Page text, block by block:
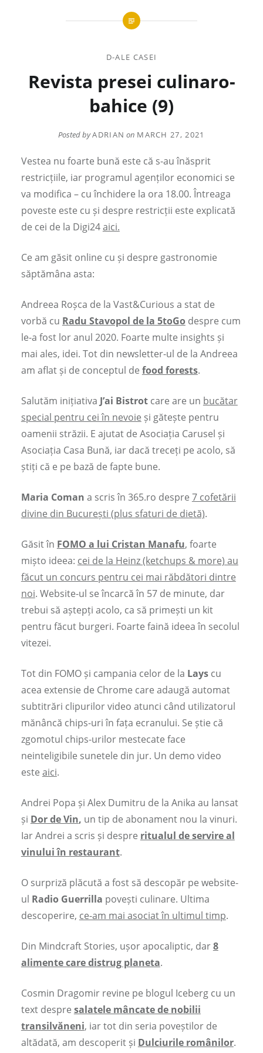
D-ALE CASEI
Revista presei culinaro-
bahice (9)
Posted byADRIAN on MARCH 27, 2021
Vestea nu foarte bună este că s-au înăsprit
restricțiile, iar programul agenților economici se
va modifica – cu închidere la ora 18.00. Întreaga
poveste este cu și despre restricții este explicată
de cei de la Digi24aici.
Ce am găsit online cu și despre gastronomie
săptămâna asta:
Andreea Roșca de la Vast&Curious a stat de
vorbă cu Radu Stavopol de la 5toGodespre cum
le-a fost lor anul 2020. Foarte multe insights și
mai ales, idei. Tot din newsletter-ul de la Andreea
am aflat și de conceptul de food forests.
Salutăm inițiativa J’ai Bistrotcare are un bucătar
special pentru cei în nevoie și gătește pentru
oamenii străzii. E ajutat de Asociația Carusel și
Asociația Casa Bună, iar dacă treceți pe acolo, să
știți că e pe bază de fapte bune.
Maria Coman a scris în 365.ro despre 7 cofetării
divine din București (plus sfaturi de dietă).
Găsit în FOMO a lui Cristan Manafu, foarte
mișto ideea: cei de la Heinz (ketchups & more) au
făcut un concurs pentru cei mai răbdători dintre
noi. Website-ul se încarcă în 57 de minute, dar
trebui să aștepți acolo, ca să primești un kit
pentru făcut burgeri. Foarte faină ideea în secolul
vitezei.
Tot din FOMO și campania celor de la Layscu
acea extensie de Chrome care adaugă automat
subtitrări clipurilor video atunci când utilizatorul
mănâncă chips-uri în fața ecranului. Se știe că
zgomotul chips-urilor mestecate face
neinteligibile sunetele din jur. Un demo video
este aici.
Andrei Popa și Alex Dumitru de la Anika au lansat
și Dor de Vin, un tip de abonament nou la vinuri.
Iar Andrei a scris și despre ritualul de servire al
vinului în restaurant.
O surpriză plăcută a fost să descopăr pe website-
ul Radio Guerrilla povești culinare. Ultima
descoperire, ce-am mai asociat în ultimul timp.
Din Mindcraft Stories, ușor apocaliptic, dar8
alimente care distrug planeta.
Cosmin Dragomir revine pe blogul Iceberg cu un
text despre salatele mâncate de nobilii
transilvăneni, iar tot din seria poveștilor de
altădată, am descoperit și Dulciurile românilor.